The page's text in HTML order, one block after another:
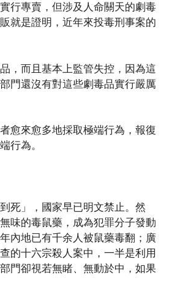
行專賣，但涉及人命關天的劇毒
就是證明，近年來投毒刑事案的
，而且基本上監管失控，因為這
門還沒有對這些劇毒品實行嚴厲
愈來愈多地採取極端行為，報復
行為。
死」，國家早已明文禁止。然
味的毒鼠藥，成為犯罪分子發動
內地已有千余人被鼠藥毒翻；廣
的十六宗殺人案中，一半是利用
門卻視若無睹、無動於中，如果